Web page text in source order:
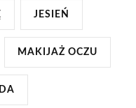
JESIEŃ
MAKIJAŻ OCZU